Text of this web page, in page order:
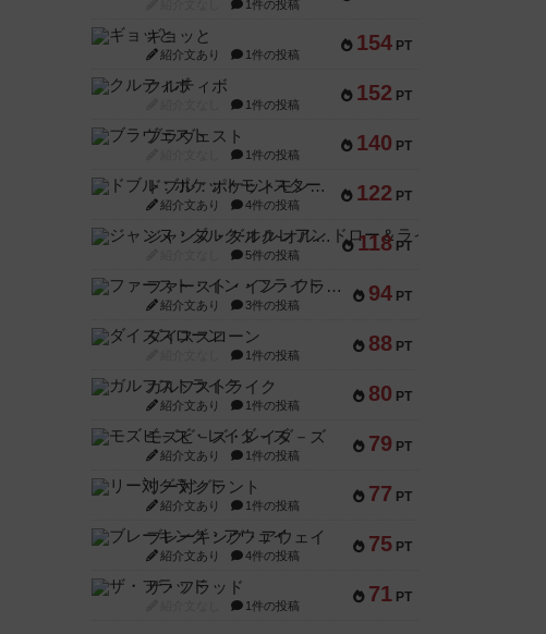
1件の投稿
154 PT
ギョッと
紹介文あり 1件の投稿
152 PT
クルティボ
1件の投稿
140 PT
ブラヴェスト
1件の投稿
122 PT
ドブル：ポケットモンスター
紹介文あり 4件の投稿
118 PT
ジャンヌ・ダルク-オルレアン ドロー＆ライト
5件の投稿
94 PT
ファースト・イン・フライト
紹介文あり 3件の投稿
88 PT
ダイススローン
1件の投稿
80 PT
ガルフストライク
紹介文あり 1件の投稿
79 PT
モズビ－ズ・レイダ－ズ
紹介文あり 1件の投稿
77 PT
リー対グラント
紹介文あり 1件の投稿
75 PT
ブレーキング・アウェイ
紹介文あり 4件の投稿
71 PT
ザ・フラッド
1件の投稿